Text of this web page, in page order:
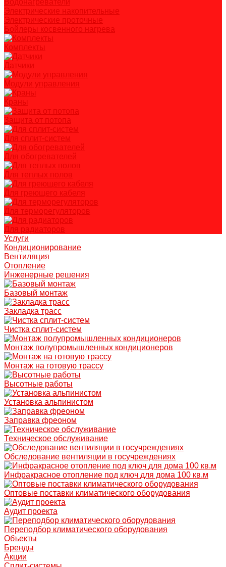
Водонагреватели
Электрические накопительные
Электрические проточные
Бойлеры косвенного нагрева
Комплекты
Датчики
Модули управления
Краны
Защита от потопа
Для сплит-систем
Для обогревателей
Для теплых полов
Для греющего кабеля
Для терморегуляторов
Для радиаторов
Услуги
Кондиционирование
Вентиляция
Отопление
Инженерные решения
Базовый монтаж
Закладка трасс
Чистка сплит-систем
Монтаж полупромышленных кондиционеров
Монтаж на готовую трассу
Высотные работы
Установка альпинистом
Заправка фреоном
Техническое обслуживание
Обследование вентиляции в госучреждениях
Инфракрасное отопление под ключ для дома 100 кв.м
Оптовые поставки климатического оборудования
Аудит проекта
Переподбор климатического оборудования
Объекты
Бренды
Акции